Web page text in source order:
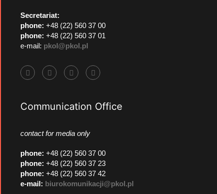
Secretariat:
phone: +48 (22) 560 37 00
phone: +48 (22) 560 37 01
e-mail: pkol@pkol.pl
Communication Office
contact for media only
phone: +48 (22) 560 37 00
phone: +48 (22) 560 37 23
phone: +48 (22) 560 37 42
e-mail: biurokomunikacji@pkol.pl